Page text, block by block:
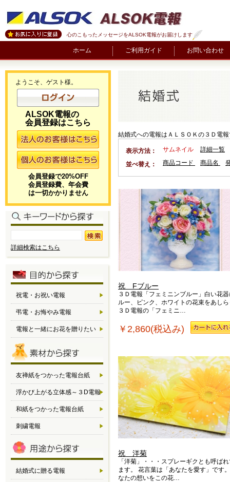
心のこもったメッセージをALSOK電報がお届けします
ホーム ご利用ガイド お問い合わせ
結婚式への電報はＡＬＳＯＫの３Ｄ電
表示方法： サムネイル 詳細一覧
並べ替え： 商品コード 商品名
祝 Fブルー
３Ｄ電報「フェミニンブルー」白い花
ルー、ピンク、ホワイトの花束をあし
３Ｄ電報の「フェミニ…
￥2,860(税込み)
祝 洋菊
「洋菊」・・・スプレーギクとも呼ば
ます。 花言葉は「あなたを愛す」です
なたの想いをこの花…
ようこそ、ゲスト様。
ALSOK電報の
会員登録はこちら
会員登録で20%OFF
会員登録費、年会費
は一切かかりません
詳細検索はこちら
祝電・お祝い電報
弔電・お悔やみ電報
電報と一緒にお花を贈りたい
友禅紙をつかった電報台紙
浮かび上がる立体感～３D電報
和紙をつかった電報台紙
刺繍電報
結婚式に贈る電報